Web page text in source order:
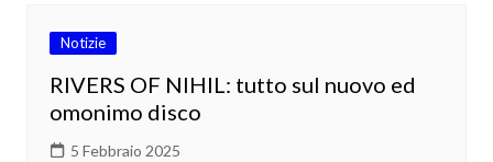
Notizie
RIVERS OF NIHIL: tutto sul nuovo ed
omonimo disco
5 Febbraio 2025